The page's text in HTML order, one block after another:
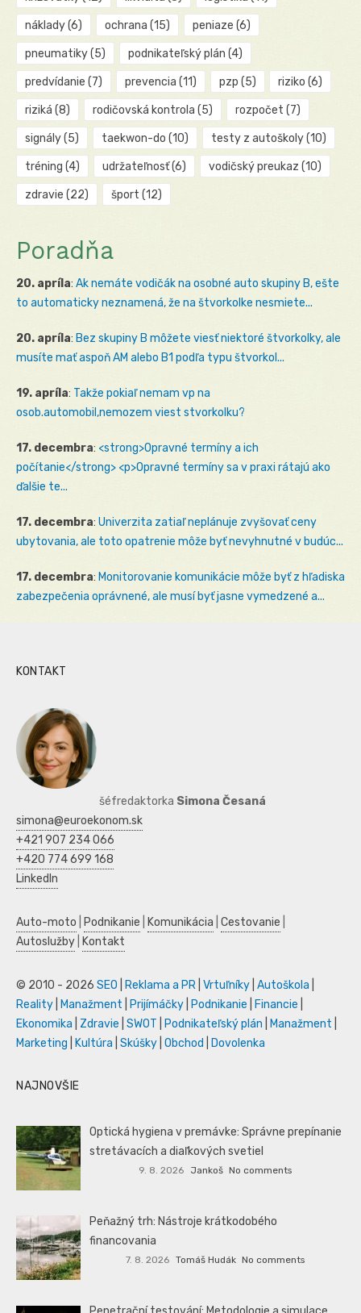
náklady(6) ochrana (15) peniaze (6)
pneumatiky(5) podnikateľský plán (4)
predvídanie (7) prevencia (11) pzp (5) riziko (6)
riziká (8) rodičovská kontrola (5) rozpočet (7)
signály(5) taekwon-do (10) testy z autoškoly(10)
tréning (4) udržateľnosť(6) vodičský preukaz (10)
zdravie (22) šport (12)
Poradňa
20. apríla: Ak nemáte vodičák na osobné auto skupiny B, ešte
to automaticky neznamená, že na štvorkolke nesmiete...
20. apríla: Bez skupiny B môžete viesť niektoré štvorkolky, ale
musíte mať aspoň AM alebo B1 podľa typu štvorkol...
19. apríla: Takže pokiaľ nemam vp na
osob.automobil,nemozem viest stvorkolku?
17. decembra: <strong>Opravné termíny a ich
počítanie</strong> <p>Opravné termíny sa v praxi rátajú ako
ďalšie te...
17. decembra: Univerzita zatiaľ neplánuje zvyšovať ceny
ubytovania, ale toto opatrenie môže byť nevyhnutné v budúc...
17. decembra: Monitorovanie komunikácie môže byť z hľadiska
zabezpečenia oprávnené, ale musí byť jasne vymedzené a...
KONTAKT
šéfredaktorka Simona Česaná
simona@euroekonom.sk
+421 907 234 066
+420 774 699 168
LinkedIn
Auto-moto Podnikanie Komunikácia Cestovanie
Autoslužby
Kontakt
© 2010 - 2026 SEO Reklama a PR Vrtuľníky Autoškola
Reality
Manažment Prijímáčky Podnikanie Financie
Ekonomika
Zdravie SWOT Podnikateľský plán Manažment
Marketing
Kultúra Skúšky Obchod Dovolenka
NAJNOVŠIE
Optická hygiena v premávke: Správne prepínanie
stretávacích a diaľkových svetiel
9. 8. 2026 Jankoš No comments
Peňažný trh: Nástroje krátkodobého
financovania
7. 8. 2026 Tomáš Hudák No comments